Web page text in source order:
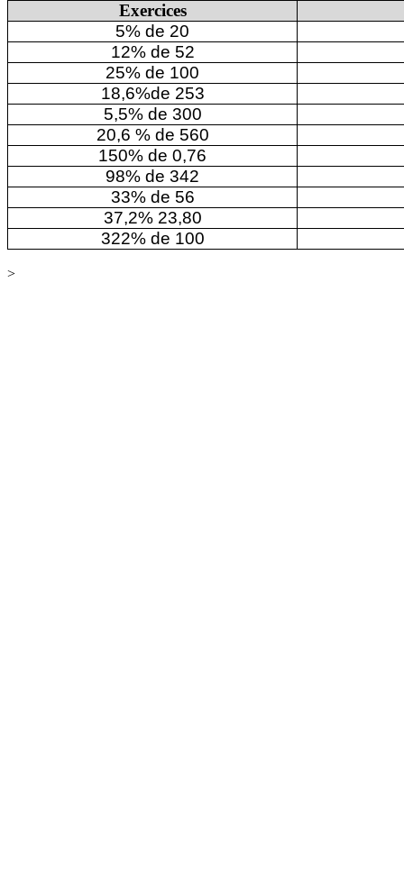
Exercices
5% de 20
12% de 52
25% de 100
18,6%de 253
5,5% de 300
20,6 % de 560
150% de 0,76
98% de 342
33% de 56
37,2% 23,80
322% de 100
>